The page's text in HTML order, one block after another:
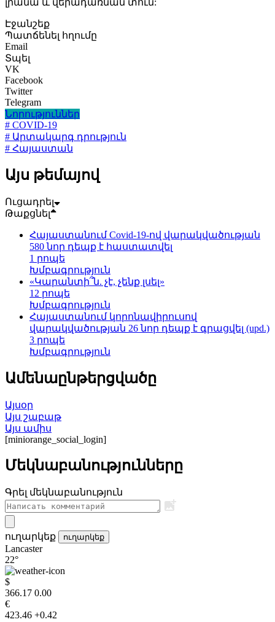
լրանա և վերադառնան տուն:
Էջանշեք
Պատճենել հղումը
Email
Տպել
VK
Facebook
Twitter
Telegram
Նորություններ
# COVID-19
# Արտակարգ դրություն
# Հայաստան
Այս թեմայով
Ուցադրել
Թաքցնել
Հայաստանում Covid-19-ով վարակվածության
580 նոր դեպք է հաստատվել
1 րոպե
Խմբագրություն
«Կարանտի՞ն. չէ, չենք լսել»
12 րոպե
Խմբագրություն
Հայաստանում կորոնավիրուսով
վարակվածության 26 նոր դեպք է գրացվել (upd.)
3 րոպե
Խմբագրություն
Ամենաընթերցվածը
Այսօր
Այս շաբաթ
Այս ամիս
[miniorange_social_login]
Մեկնաբանությունները
Գրել մեկնաբանություն
ուղարկեք ուղարկեք
Lancaster
22°
$
366.17 0.00
€
423.46 +0.42